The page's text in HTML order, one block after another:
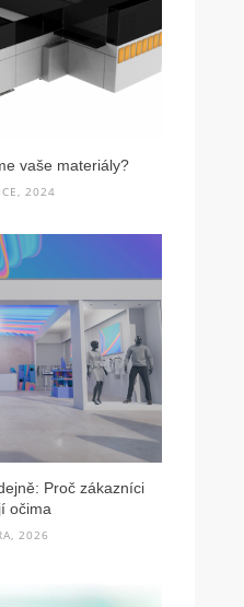
vaše materiály?
2024
Proč zákazníci
očima
2026